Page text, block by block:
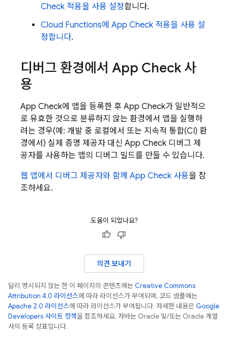
Check 적용을 사용 설정합니다.
Cloud Functions에 App Check 적용을 사용 설
정합니다.
디버그 환경에서 App Check 사
용
App Check에 앱을 등록한 후 App Check가 일반적으
로 유효한 것으로 분류하지 않는 환경에서 앱을 실행하
려는 경우(예: 개발 중 로컬에서 또는 지속적 통합(CI) 환
경에서) 실제 증명 제공자 대신 App Check 디버그 제
공자를 사용하는 앱의 디버그 빌드를 만들 수 있습니다.
웹 앱에서 디버그 제공자와 함께 App Check 사용을 참
조하세요.
도움이 되었나요?
의견 보내기
달리 명시되지 않는 한 이 페이지의 콘텐츠에는 Creative Commons
Attribution 4.0 라이선스에 따라 라이선스가 부여되며, 코드 샘플에는
Apache 2.0 라이선스에 따라 라이선스가 부여됩니다. 자세한 내용은 Google
Developers 사이트 정책을 참조하세요. 자바는 Oracle 및/또는 Oracle 계열
사의 등록 상표입니다.